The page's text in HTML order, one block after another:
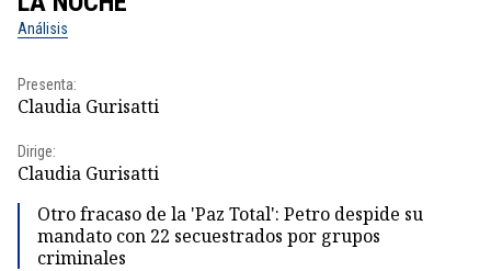
Análisis
Presenta:
Claudia Gurisatti
Dirige:
Claudia Gurisatti
Otro fracaso de la 'Paz Total': Petro despide su
mandato con 22 secuestrados por grupos
criminales